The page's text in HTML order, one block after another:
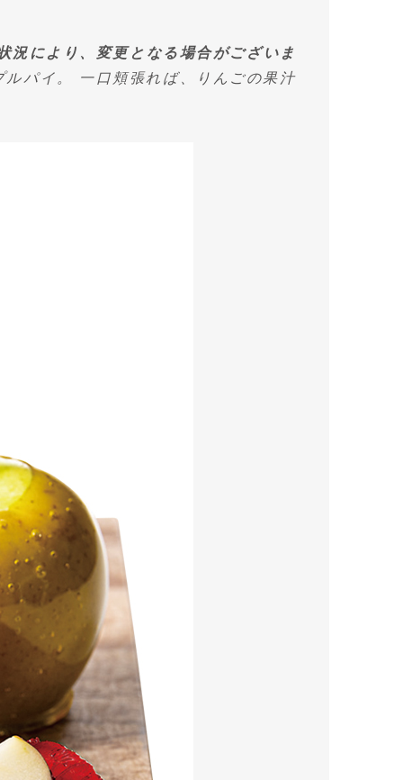
により、変更となる場合がございま
パイ。 一口頬張れば、りんごの果汁